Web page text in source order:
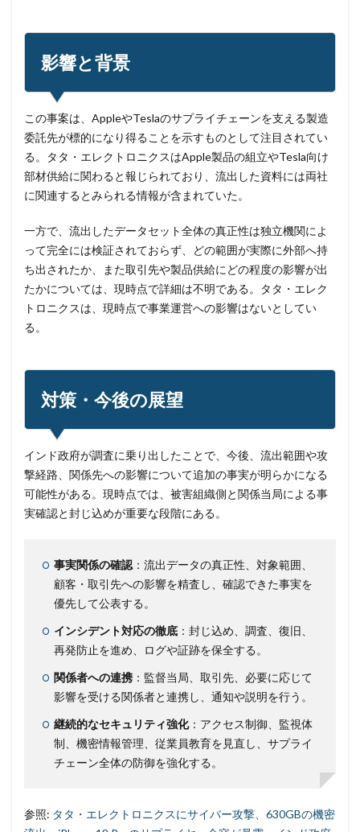
ラグナロッカー
ランキング
ランサム
ランサムウェア
ランサムウェア. Windows
ランサムウェア対策
ランサムウェア被害
ランダムサブドメイン攻撃
リアルタイム
リクエスト リコー
リスク
リスト型攻撃
リップル
リテラシー
リモートコントロール
リモートワーク
リモートワークセミナー
リモートワークセミナー.テレワーク
リンク
ルーター
レシートジェネレーター
ローソン
一斉送信
一斉送信時
三菱電機
不具合 不審 不審メール
不正
不正アクセス
不正アプリ
不正プログラム
不正メール
不正ログイン 不正利用
不正送信
不正送金
中古 中国 中国人
中小企業
乗っ取り
人材
人為的ミス 人的ミス
令和
仮想デスクトップ
使いまわし
使い回し 侵入 保守
個人向け
個人情報保護法
個人情報流出
個人情報漏洩
偽装
偽装サイト 偽装ページ
偽警告
偽造
元社員 充電
全国銀行協会
公共機関
公的機関 公開
内閣府沖縄総合事務局
再生可能エネルギー
影響と背景
この事案は、AppleやTeslaのサプライチェーンを支える製造
委託先が標的になり得ることを示すものとして注目されてい
る。タタ・エレクトロニクスはApple製品の組立やTesla向け
部材供給に関わると報じられており、流出した資料には両社
に関連するとみられる情報が含まれていた。
一方で、流出したデータセット全体の真正性は独立機関によ
って完全には検証されておらず、どの範囲が実際に外部へ持
ち出されたか、また取引先や製品供給にどの程度の影響が出
たかについては、現時点で詳細は不明である。タタ・エレク
トロニクスは、現時点で事業運営への影響はないとしてい
る。
対策・今後の展望
インド政府が調査に乗り出したことで、今後、流出範囲や攻
撃経路、関係先への影響について追加の事実が明らかになる
可能性がある。現時点では、被害組織側と関係当局による事
実確認と封じ込めが重要な段階にある。
事実関係の確認 ：流出データの真正性、対象範囲、
顧客・取引先への影響を精査し、確認できた事実を
優先して公表する。
インシデント対応の徹底 ：封じ込め、調査、復旧、
再発防止を進め、ログや証跡を保全する。
関係者への連携 ：監督当局、取引先、必要に応じて
影響を受ける関係者と連携し、通知や説明を行う。
継続的なセキュリティ強化：アクセス制御、監視体
制、機密情報管理、従業員教育を見直し、サプライ
チェーン全体の防御を強化する。
参照: タタ・エレクトロニクスにサイバー攻撃、630GBの機密